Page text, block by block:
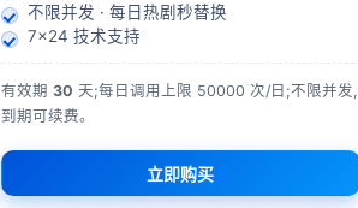
不限并发 · 每日热剧秒替换
7×24 技术支持
有效期 30 天;每日调用上限 50000 次/日;不限并发,
到期可续费。
立即购买